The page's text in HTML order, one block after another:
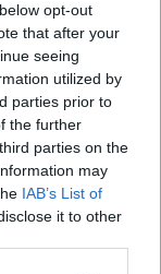
opt-out
that after your
seeing
utilized by
parties prior to
the further
parties on the
may
IAB’s List of
it to other
βιώσαμε αυτή
πρόσχημα των
της
και
του
πέτυχε.
αναζητήσουν